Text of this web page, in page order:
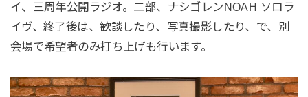
イ、三周年公開ラジオ。二部、ナシゴレンNOAH ソロラ
イヴ、終了後は、歓談したり、写真撮影したり、で、別
会場で希望者のみ打ち上げも行います。